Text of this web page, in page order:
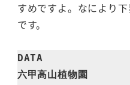
すめですよ。なにより
です。
DATA
六甲高山植物園